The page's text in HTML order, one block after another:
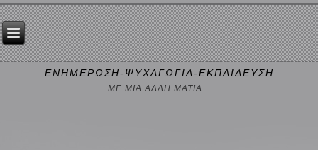
ΕΝΗΜΕΡΩΣΗ-ΨΥΧΑΓΩΓΙΑ-ΕΚΠΑΙΔΕΥΣΗ
ΜΕ ΜΙΑ ΑΛΛΗ ΜΑΤΙΑ...